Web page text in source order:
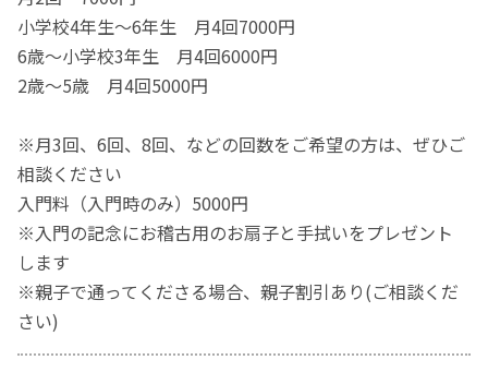
小学校4年生〜6年生 月4回7000円
6歳〜小学校3年生 月4回6000円
2歳〜5歳 月4回5000円
※月3回、6回、8回、などの回数をご希望の方は、ぜひご
相談ください
入門料（入門時のみ）5000円
※入門の記念にお稽古用のお扇子と手拭いをプレゼント
します
※親子で通ってくださる場合、親子割引あり(ご相談くだ
さい)